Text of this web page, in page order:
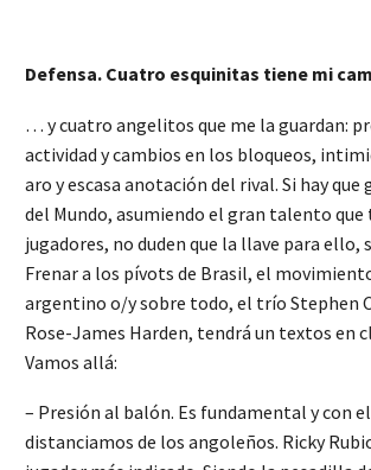
Defensa. Cuatro esquinitas tiene mi
… y cuatro angelitos que me la guardan:
actividad y cambios en los bloqueos,
aro y escasa anotación del rival. Si hay que
del Mundo, asumiendo el gran talento
jugadores, no duden que la llave para ello,
Frenar a los pívots de Brasil, el
argentino o/y sobre todo, el trío Stephen
Rose-James Harden, tendrá un textos en
Vamos allá:
– Presión al balón. Es fundamental y con
distanciamos de los angoleños. Ricky